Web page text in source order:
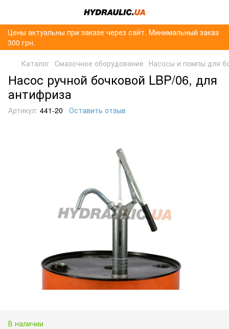
Цены актуальны при заказе через сайт. Минимальный заказ
300 грн.
Каталог Смазочное оборудование Насосы и помпы для
Насос ручной бочковой LBP/06, для
антифриза
Артикул: 441-20 Оставить отзыв
В наличии